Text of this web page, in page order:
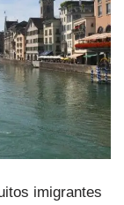
imigrantes